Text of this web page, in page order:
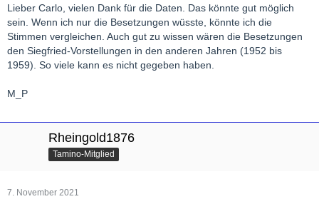
Lieber Carlo, vielen Dank für die Daten. Das könnte gut möglich
sein. Wenn ich nur die Besetzungen wüsste, könnte ich die
Stimmen vergleichen. Auch gut zu wissen wären die Besetzungen
den Siegfried-Vorstellungen in den anderen Jahren (1952 bis
1959). So viele kann es nicht gegeben haben.
M_P
Rheingold1876
Tamino-Mitglied
7. November 2021